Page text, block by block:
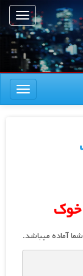
ناوبری
ناوبری
خوک
آماده میباشد.